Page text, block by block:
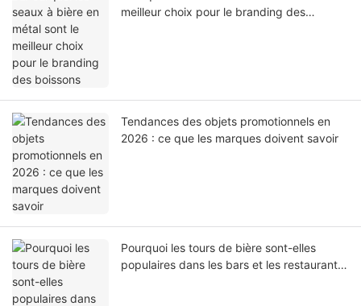
meilleur choix pour le branding des
Tendances des objets promotionnels en
2026 : ce que les marques doivent savoir
Pourquoi les tours de bière sont-elles
populaires dans les bars et les restaurants